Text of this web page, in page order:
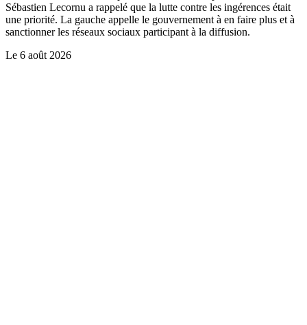
Sébastien Lecornu a rappelé que la lutte contre les ingérences était
une priorité. La gauche appelle le gouvernement à en faire plus et à
sanctionner les réseaux sociaux participant à la diffusion.
Le 6 août 2026